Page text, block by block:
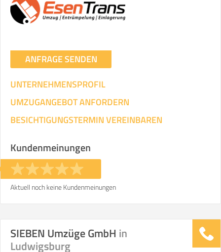
ANFRAGE SENDEN
UNTERNEHMENSPROFIL
UMZUGANGEBOT ANFORDERN
BESICHTIGUNGSTERMIN VEREINBAREN
Kundenmeinungen
Aktuell noch keine Kundenmeinungen
SIEBEN Umzüge GmbH in
Ludwigsburg